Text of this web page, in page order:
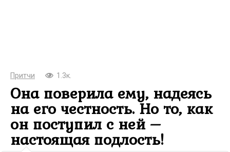
Притчи 1.3к.
Она поверила ему, надеясь
на его честность. Но то, как
он поступил с ней –
настоящая подлость!